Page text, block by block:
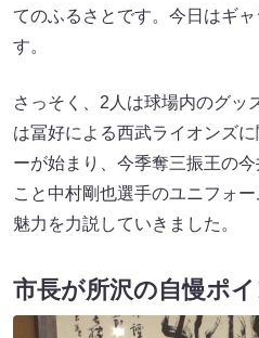
てのふるさとです。今日はギ
す。
さっそく、2人は球場内のグッ
は冨好による西武ライオンズ
ーが始まり、今季奪三振王の
こと中村剛也選手のユニフォ
魅力を力説していきました。
市長が所沢の自慢ポイ